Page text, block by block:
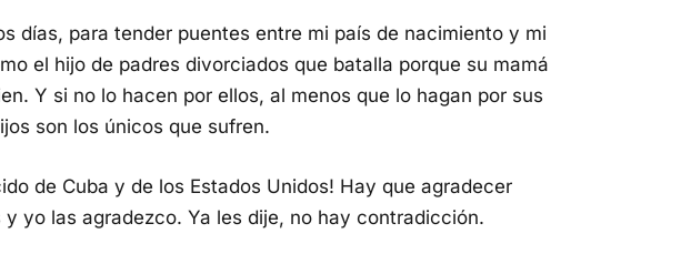
días, para tender puentes entre mi país de nacimiento y mi
el hijo de padres divorciados que batalla porque su mamá
Y si no lo hacen por ellos, al menos que lo hagan por sus
son los únicos que sufren.
de Cuba y de los Estados Unidos! Hay que agradecer
yo las agradezco. Ya les dije, no hay contradicción.